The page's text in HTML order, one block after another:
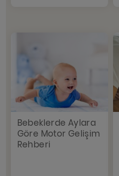
Bebeklerde Aylara
Göre Motor Gelişim
Rehberi